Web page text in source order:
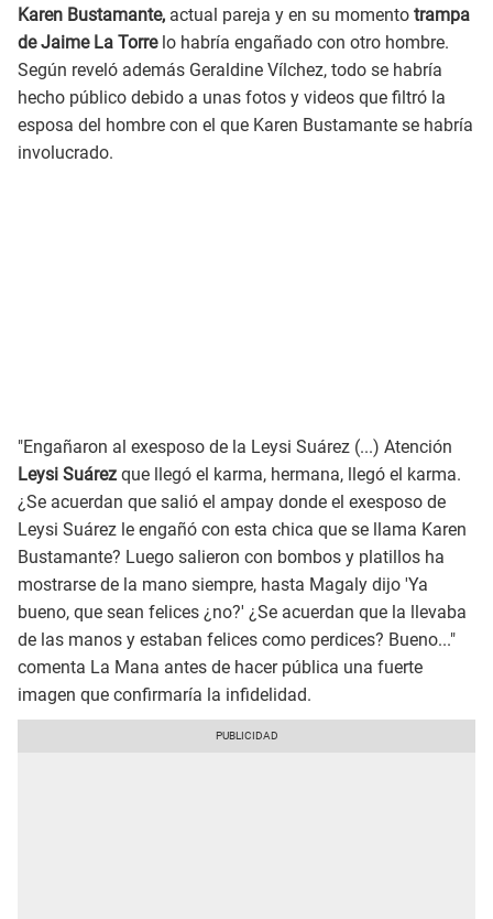
Karen Bustamante, actual pareja y en su momento trampa
de Jaime La Torre lo habría engañado con otro hombre.
Según reveló además Geraldine Vílchez, todo se habría
hecho público debido a unas fotos y videos que filtró la
esposa del hombre con el que Karen Bustamante se habría
involucrado.
"Engañaron al exesposo de la Leysi Suárez (...) Atención
Leysi Suárez que llegó el karma, hermana, llegó el karma.
¿Se acuerdan que salió el ampay donde el exesposo de
Leysi Suárez le engañó con esta chica que se llama Karen
Bustamante? Luego salieron con bombos y platillos ha
mostrarse de la mano siempre, hasta Magaly dijo 'Ya
bueno, que sean felices ¿no?' ¿Se acuerdan que la llevaba
de las manos y estaban felices como perdices? Bueno..."
comenta La Mana antes de hacer pública una fuerte
imagen que confirmaría la infidelidad.